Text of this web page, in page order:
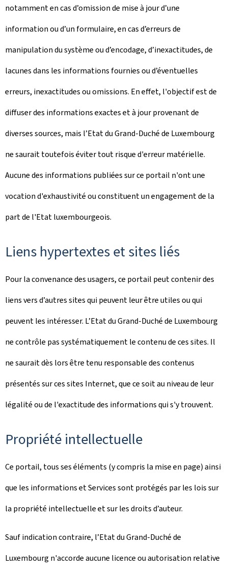
notamment en cas d’omission de mise à jour d’une
information ou d’un formulaire, en cas d’erreurs de
manipulation du système ou d’encodage, d’inexactitudes, de
lacunes dans les informations fournies ou d’éventuelles
erreurs, inexactitudes ou omissions. En effet, l'objectif est de
diffuser des informations exactes et à jour provenant de
diverses sources, mais l’Etat du Grand-Duché de Luxembourg
ne saurait toutefois éviter tout risque d'erreur matérielle.
Aucune des informations publiées sur ce portail n'ont une
vocation d'exhaustivité ou constituent un engagement de la
part de l'Etat luxembourgeois.
Liens hypertextes et sites liés
Pour la convenance des usagers, ce portail peut contenir des
liens vers d’autres sites qui peuvent leur être utiles ou qui
peuvent les intéresser. L’Etat du Grand-Duché de Luxembourg
ne contrôle pas systématiquement le contenu de ces sites. Il
ne saurait dès lors être tenu responsable des contenus
présentés sur ces sites Internet, que ce soit au niveau de leur
légalité ou de l'exactitude des informations qui s'y trouvent.
Propriété intellectuelle
Ce portail, tous ses éléments (y compris la mise en page) ainsi
que les informations et Services sont protégés par les lois sur
la propriété intellectuelle et sur les droits d’auteur.
Sauf indication contraire, l’Etat du Grand-Duché de
Luxembourg n'accorde aucune licence ou autorisation relative